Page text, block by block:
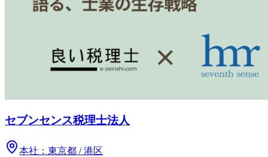
セブンセンス税理士法人
本社： 東京都 / 港区